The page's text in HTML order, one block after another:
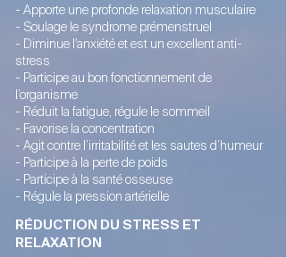
- Apporte une profonde relaxation musculaire
- Soulage le syndrome prémenstruel
- Diminue l'anxiété et est un excellent anti-
stress
- Participe au bon fonctionnement de
l’organisme
- Réduit la fatigue, régule le sommeil
- Favorise la concentration
- Agit contre l’irritabilité et les sautes d’humeur
- Participe à la perte de poids
- Participe à la santé osseuse
- Régule la pression artérielle
RÉDUCTION DU STRESS ET
RELAXATION